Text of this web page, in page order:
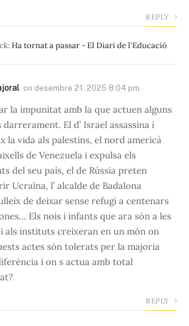
REPLY
Ha tornat a passar - El Diari de l'Educació
on desembre 21, 2025 8:04 pm
la impunitat amb la que actuen alguns
darrerament. El d’ Israel assassina i
la vida als palestins, el nord americà
de Venezuela i expulsa els
del seu país, el de Rússia preten
Ucraïna, l’ alcalde de Badalona
de deixar sense refugi a centenars
Els nois i infants que ara són a les
als instituts creixeran en un món on
actes són tolerats per la majoria
i on s actua amb total
REPLY